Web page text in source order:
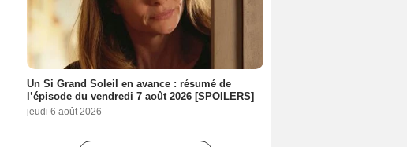
Un Si Grand Soleil en avance : résumé de
l’épisode du vendredi 7 août 2026 [SPOILERS]
jeudi 6 août 2026